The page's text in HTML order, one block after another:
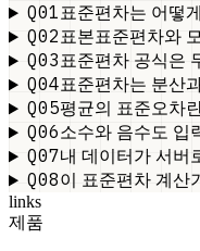
Q01표준편차는 어떻
Q02표본표준편차와
Q03표준편차 공식은
Q04표준편차는 분산
Q05평균의 표준오차
Q06소수와 음수도 입
Q07내 데이터가 서버
Q08이 표준편차 계산
links
제품